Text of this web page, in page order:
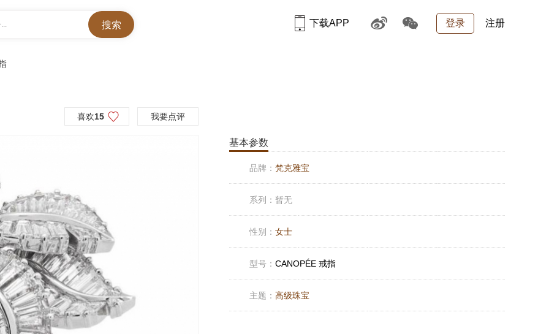
登录 注册
下载APP
喜欢15 我要点评
基本参数
品牌： 梵克雅宝
系列： 暂无
性别： 女士
型号： CANOPÉE 戒指
主题： 高级珠宝